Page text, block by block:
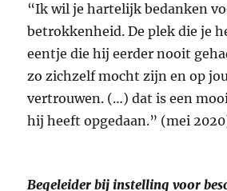
“Ik wil je hartelijk bedanken
betrokkenheid. De plek die je
eentje die hij eerder nooit
zo zichzelf mocht zijn en op
vertrouwen. (…) dat is een
hij heeft opgedaan.” (mei
Begeleider bij instelling voor